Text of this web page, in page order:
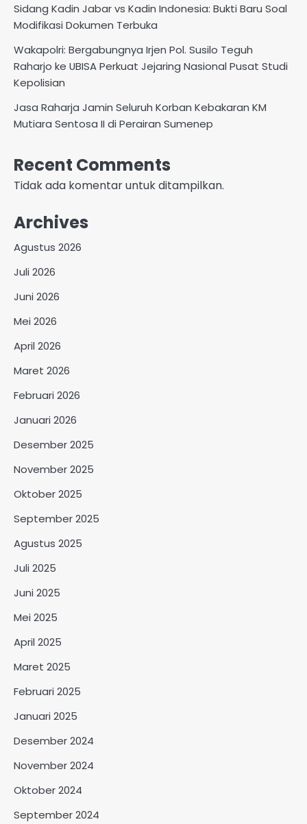
Sidang Kadin Jabar vs Kadin Indonesia: Bukti Baru Soal
Modifikasi Dokumen Terbuka
Wakapolri: Bergabungnya Irjen Pol. Susilo Teguh
Raharjo ke UBISA Perkuat Jejaring Nasional Pusat Studi
Kepolisian
Jasa Raharja Jamin Seluruh Korban Kebakaran KM
Mutiara Sentosa II di Perairan Sumenep
Recent Comments
Tidak ada komentar untuk ditampilkan.
Archives
Agustus 2026
Juli 2026
Juni 2026
Mei 2026
April 2026
Maret 2026
Februari 2026
Januari 2026
Desember 2025
November 2025
Oktober 2025
September 2025
Agustus 2025
Juli 2025
Juni 2025
Mei 2025
April 2025
Maret 2025
Februari 2025
Januari 2025
Desember 2024
November 2024
Oktober 2024
September 2024